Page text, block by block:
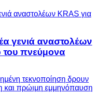
γενιά αναστολέων
του πνεύμονα